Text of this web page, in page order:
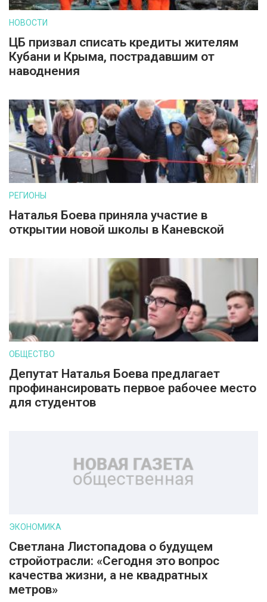
НОВОСТИ
ЦБ призвал списать кредиты жителям
Кубани и Крыма, пострадавшим от
наводнения
РЕГИОНЫ
Наталья Боева приняла участие в
открытии новой школы в Каневской
ОБЩЕСТВО
Депутат Наталья Боева предлагает
профинансировать первое рабочее место
для студентов
ЭКОНОМИКА
Светлана Листопадова о будущем
стройотрасли: «Сегодня это вопрос
качества жизни, а не квадратных
метров»